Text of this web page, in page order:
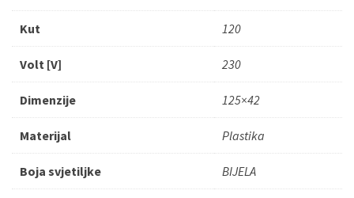
Kut 120
Volt [V] 230
Dimenzije 125×42
Materijal Plastika
Boja svjetiljke BIJELA